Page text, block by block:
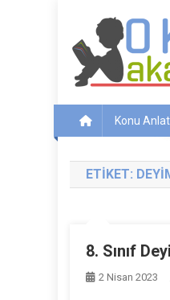
content
Okul
Konu
ETIKET:
8. Sınıf
2 Nisan 2023